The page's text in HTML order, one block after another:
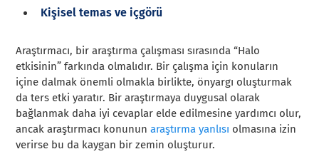
Kişisel temas ve içgörü
Araştırmacı, bir araştırma çalışması sırasında “Halo
etkisinin” farkında olmalıdır. Bir çalışma için konuların
içine dalmak önemli olmakla birlikte, önyargı oluşturmak
da ters etki yaratır. Bir araştırmaya duygusal olarak
bağlanmak daha iyi cevaplar elde edilmesine yardımcı olur,
ancak araştırmacı konununaraştırma yanlısı olmasına izin
verirse bu da kaygan bir zemin oluşturur.